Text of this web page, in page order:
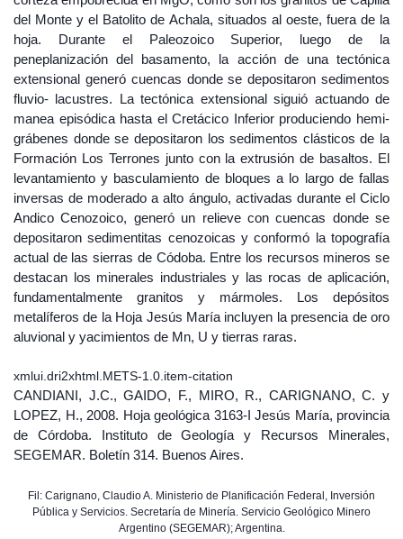
del Monte y el Batolito de Achala, situados al oeste, fuera de la
hoja. Durante el Paleozoico Superior, luego de la
peneplanización del basamento, la acción de una tectónica
extensional generó cuencas donde se depositaron sedimentos
fluvio- lacustres. La tectónica extensional siguió actuando de
manea episódica hasta el Cretácico Inferior produciendo hemi-
grábenes donde se depositaron los sedimentos clásticos de la
Formación Los Terrones junto con la extrusión de basaltos. El
levantamiento y basculamiento de bloques a lo largo de fallas
inversas de moderado a alto ángulo, activadas durante el Ciclo
Andico Cenozoico, generó un relieve con cuencas donde se
depositaron sedimentitas cenozoicas y conformó la topografía
actual de las sierras de Códoba. Entre los recursos mineros se
destacan los minerales industriales y las rocas de aplicación,
fundamentalmente granitos y mármoles. Los depósitos
metalíferos de la Hoja Jesús María incluyen la presencia de oro
aluvional y yacimientos de Mn, U y tierras raras.
xmlui.dri2xhtml.METS-1.0.item-citation
CANDIANI, J.C., GAIDO, F., MIRO, R., CARIGNANO, C. y
LOPEZ, H., 2008. Hoja geológica 3163-I Jesús María, provincia
de Córdoba. Instituto de Geología y Recursos Minerales,
SEGEMAR. Boletín 314. Buenos Aires.
Fil: Carignano, Claudio A. Ministerio de Planificación Federal, Inversión
Pública y Servicios. Secretaría de Minería. Servicio Geológico Minero
Argentino (SEGEMAR); Argentina.